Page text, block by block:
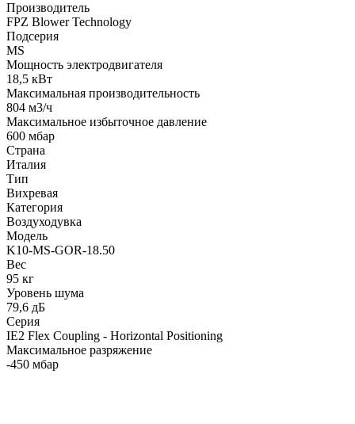
Производитель
FPZ Blower Technology
Подсерия
MS
Мощность электродвигателя
18,5 кВт
Максимальная производительность
804 м3/ч
Максимальное избыточное давление
600 мбар
Страна
Италия
Тип
Вихревая
Категория
Воздуходувка
Модель
K10-MS-GOR-18.50
Вес
95 кг
Уровень шума
79,6 дБ
Серия
IE2 Flex Coupling - Horizontal Positioning
Максимальное разряжение
-450 мбар